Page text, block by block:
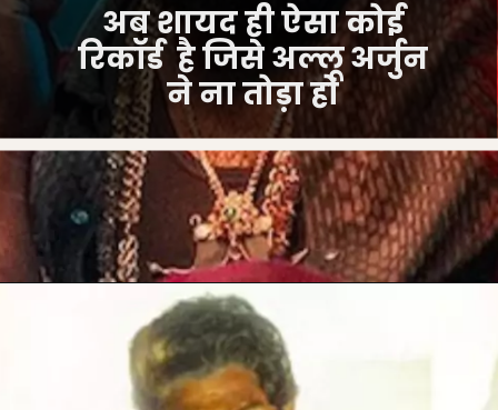
अब शायद ही ऐसा कोई
रिकॉर्ड है जिसे अल्लू अर्जुन
ने ना तोड़ा हो